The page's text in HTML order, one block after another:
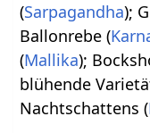
(Sarpagandha);
Ballonrebe (
(Mallika);
blühende
Nachtschattens (